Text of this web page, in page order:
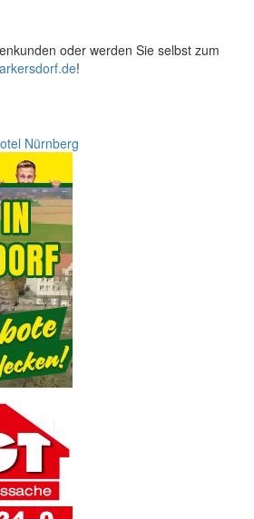
oder werden Sie selbst zum
!
Nürnberg